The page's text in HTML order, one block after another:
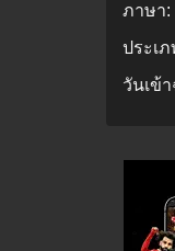
ภาษา:
ประเภ
วันเข้